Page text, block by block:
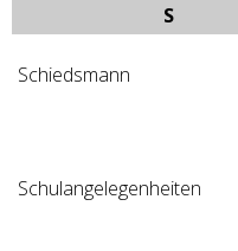
S
Schiedsmann
Schulangelegenheiten